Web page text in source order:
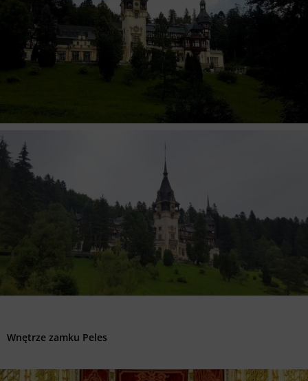
Wnętrze zamku Peles